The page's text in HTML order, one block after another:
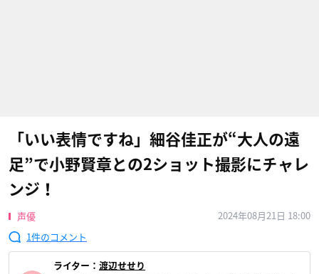
「いい表情ですね」細谷佳正が“大人の遠
足”で小野賢章との2ショット撮影にチャレ
ンジ！
声優
2024年08月21日 18:00
1
ライター： 渡辺せせり